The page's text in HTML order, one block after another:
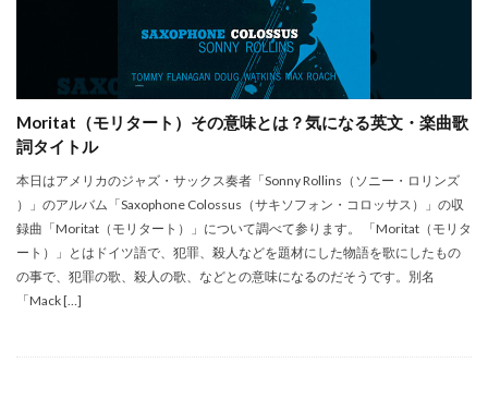
Moritat（モリタート）その意味とは？気になる英文・楽曲歌
詞タイトル
本日はアメリカのジャズ・サックス奏者「Sonny Rollins（ソニー・ロリンズ
）」のアルバム「Saxophone Colossus（サキソフォン・コロッサス）」の収
録曲「Moritat（モリタート）」について調べて参ります。 「Moritat（モリタ
ート）」とはドイツ語で、犯罪、殺人などを題材にした物語を歌にしたもの
の事で、犯罪の歌、殺人の歌、などとの意味になるのだそうです。別名
「Mack […]